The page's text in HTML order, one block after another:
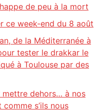
de peu à la mort
ce week-end du 8 août
de la Méditerranée à
tester le drakkar le
à Toulouse par des
mettre dehors… à nos
comme s’ils nous